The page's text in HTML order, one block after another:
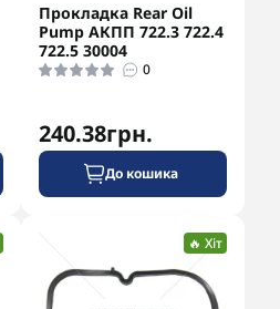
Прокладка Rear Oil
Pump АКПП 722.3 722.4
722.5 30004
0
240.38грн.
До кошика
🔥 Хіт